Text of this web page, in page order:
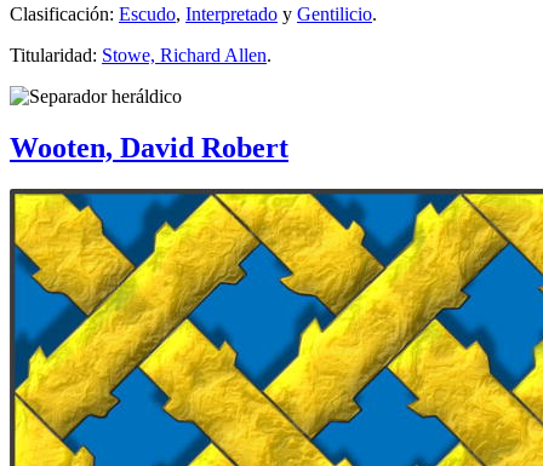
Clasificación: Escudo, Interpretado y Gentilicio.
Titularidad: Stowe, Richard Allen.
Wooten, David Robert